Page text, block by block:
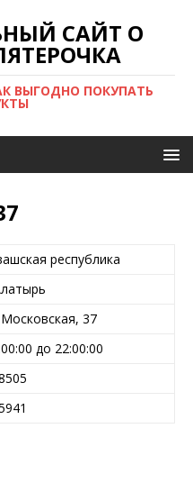
САЙТ О
ВЫГОДНО ПОКУПАТЬ
республика
37
до 22:00:00